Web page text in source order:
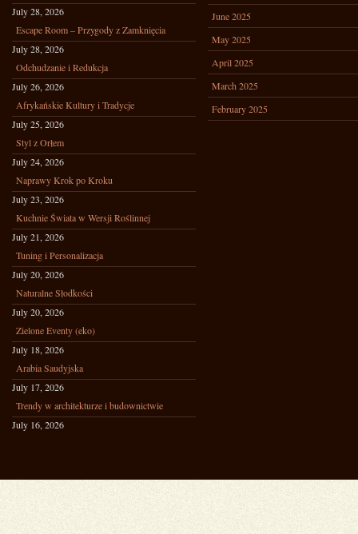
July 28, 2026
Escape Room – Przygody z Zamknięcia
July 28, 2026
Odchudzanie i Redukcja
July 26, 2026
Afrykańskie Kultury i Tradycje
July 25, 2026
Styl z Orłem
July 24, 2026
Naprawy Krok po Kroku
July 23, 2026
Kuchnie Świata w Wersji Roślinnej
July 21, 2026
Tuning i Personalizacja
July 20, 2026
Naturalne Słodkości
July 20, 2026
Zielone Eventy (eko)
July 18, 2026
Arabia Saudyjska
July 17, 2026
Trendy w architekturze i budownictwie
July 16, 2026
June 2025
May 2025
April 2025
March 2025
February 2025